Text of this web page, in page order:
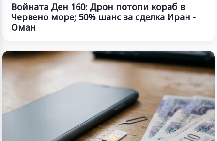
Войната Ден 160: Дрон потопи кораб в
Червено море; 50% шанс за сделка Иран -
Оман